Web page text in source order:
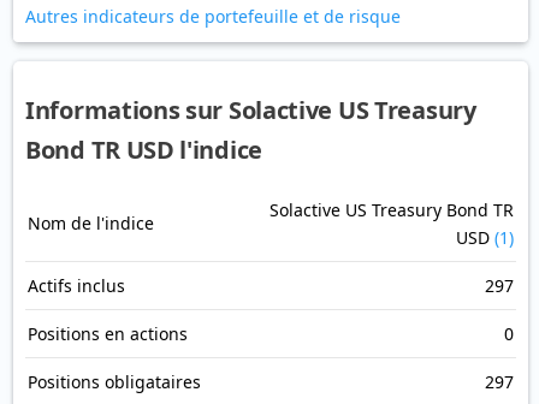
Autres indicateurs de portefeuille et de risque
Informations sur Solactive US Treasury
Bond TR USD l'indice
Nom de l'indice
Solactive US Treasury Bond TR
USD (1)
Actifs inclus 297
Positions en actions 0
Positions obligataires 297